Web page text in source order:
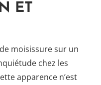
ET
moisissure sur un
chez les
apparence n’est